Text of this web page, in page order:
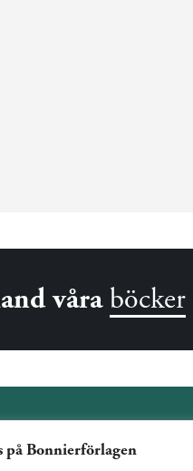
på Bonnierförlagen
våra böcker